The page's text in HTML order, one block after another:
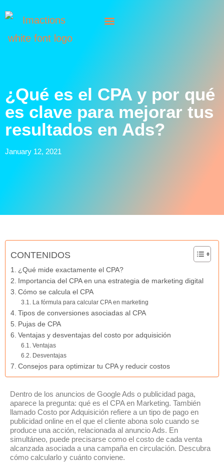
¿Qué es el CPA y por qué
es clave para mejorar tus
resultados en Ads?
January 12, 2021
CONTENIDOS
¿Qué mide exactamente el CPA?
Importancia del CPA en una estrategia de marketing digital
Cómo se calcula el CPA
La fórmula para calcular CPA en marketing
Tipos de conversiones asociadas al CPA
Pujas de CPA
Ventajas y desventajas del costo por adquisición
Ventajas
Desventajas
Consejos para optimizar tu CPA y reducir costos
Dentro de los anuncios de Google Ads o publicidad paga,
aparece la pregunta: qué es el CPA en Marketing. También
llamado Costo por Adquisición refiere a un tipo de pago en
publicidad online en el que el cliente abona solo cuando se
produce una acción, relacionada al anuncio Ads. En
simultáneo, puede precisarse como el costo de cada venta
alcanzada asociada a una campaña en circulación. Descubra
cómo calcularlo y cuánto conviene.